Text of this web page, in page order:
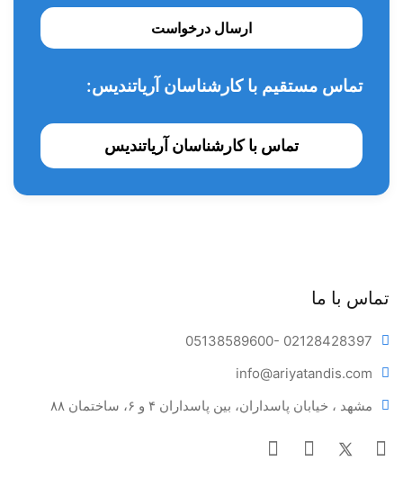
ارسال درخواست
تماس مستقیم با کارشناسان آریاتندیس:
تماس با کارشناسان آریاتندیس
تماس با ما
05138589600- 02128428397
info@ariyatandis.com
مشهد ، خیابان پاسداران، بین پاسداران ۴ و ۶، ساختمان ۸۸